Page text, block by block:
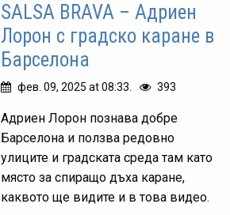
SALSA BRAVA – Адриен
Лорон с градско каране в
Барселона
фев. 09, 2025 at 08:33. 393
Адриен Лорон познава добре
Барселона и ползва редовно
улиците и градската среда там като
място за спиращо дъха каране,
каквото ще видите и в това видео.